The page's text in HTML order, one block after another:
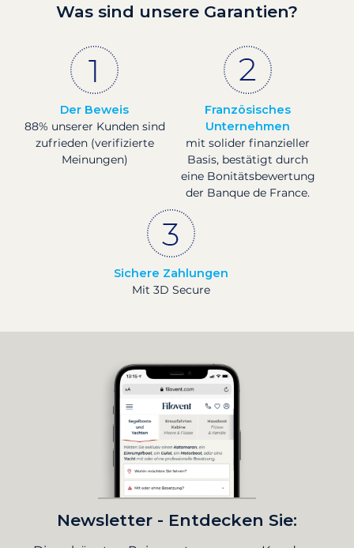
Was sind unsere Garantien?
Der Beweis
88% unserer Kunden sind
zufrieden (verifizierte
Meinungen)
Französisches
Unternehmen
mit solider finanzieller
Basis, bestätigt durch
eine Bonitätsbewertung
der Banque de France.
Sichere Zahlungen
Mit 3D Secure
Newsletter - Entdecken Sie: